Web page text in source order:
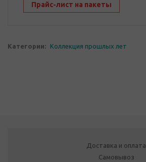
Прайс-лист на пакеты
Категории: Коллекция прошлых лет
Доставка и оплата
Самовывоз